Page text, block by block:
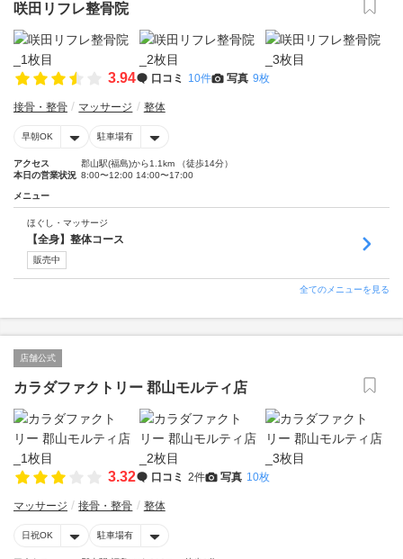
咲田リフレ整骨院
3.94 口コミ 10件 写真 9枚
接骨・整骨 マッサージ 整体
早朝OK 駐車場有
アクセス
郡山駅(福島)から1.1km （徒歩14分）
本日の営業状況 8:00〜12:00 14:00〜17:00
メニュー
ほぐし・マッサージ
【全身】整体コース
販売中
全てのメニューを見る
店舗公式
カラダファクトリー 郡山モルティ店
3.32 口コミ 2件 写真 10枚
マッサージ 接骨・整骨 整体
日祝OK 駐車場有